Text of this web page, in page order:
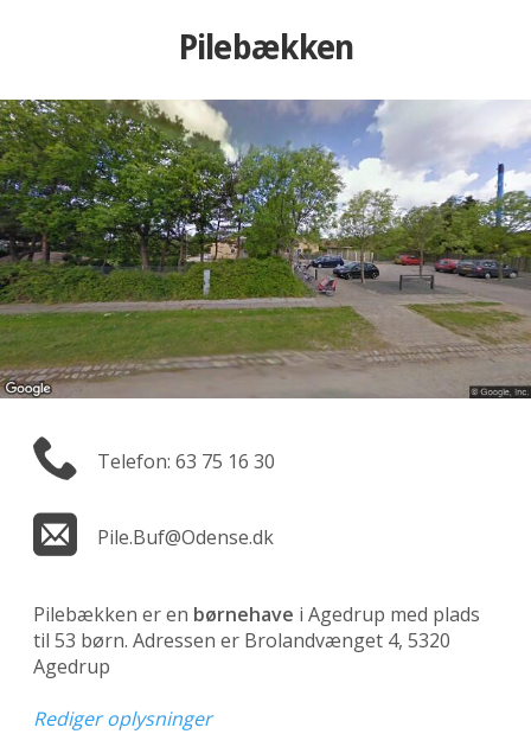
Pilebækken
Telefon: 63 75 16 30
Pile.Buf@Odense.dk
Pilebækken er en børnehave i Agedrup med plads
til 53 børn. Adressen er Brolandvænget 4, 5320
Agedrup
Rediger oplysninger